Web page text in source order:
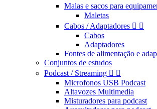
Malas e sacos para
Maletas
Cabos / Adaptadores  
Cabos
Adaptadores
Fontes de alimentação e
Conjuntos de estudos
Podcast / Streaming  
Microfonos USB Podcast
Altavozes Multimedia
Misturadores para podcast